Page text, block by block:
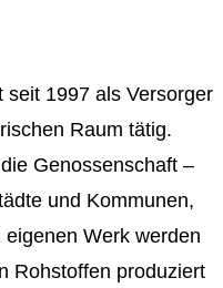
seit 1997 als Versorger
Raum tätig.
Genossenschaft –
und Kommunen,
Werk werden
Rohstoffen produziert